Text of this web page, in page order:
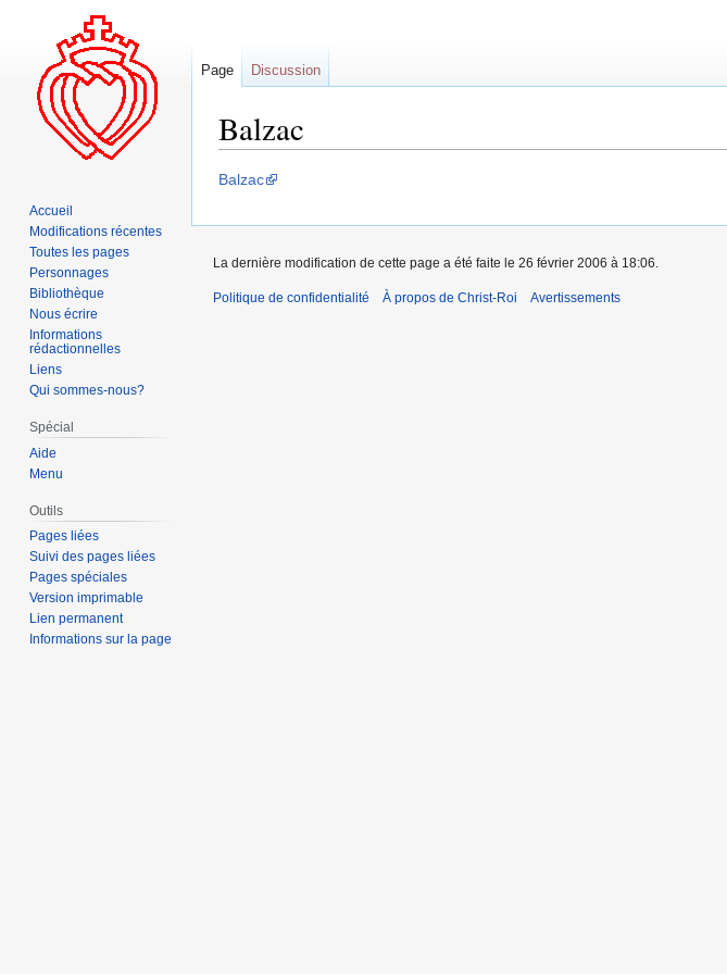
Balzac
Aller
la
Aller
la
Balzac
Page Discussion
Accueil
Modifications récentes
Toutes les pages
Personnages
Bibliothèque
Nous écrire
Informations
rédactionnelles
Liens
Qui sommes-nous?
Spécial
Aide
Menu
Outils
Pages liées
Suivi des pages liées
Pages spéciales
Version imprimable
Lien permanent
Informations sur la page
La dernière modification de cette page a été faite le 26 février 2006 à 18:06.
Politique de confidentialité À propos de Christ-Roi Avertissements